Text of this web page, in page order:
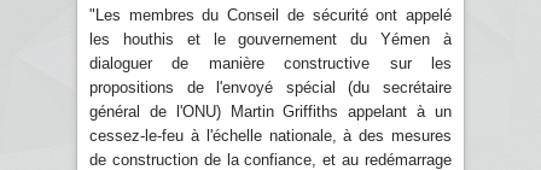
"Les membres du Conseil de sécurité ont appelé
les houthis et le gouvernement du Yémen à
dialoguer de manière constructive sur les
propositions de l'envoyé spécial (du secrétaire
général de l'ONU) Martin Griffiths appelant à un
cessez-le-feu à l'échelle nationale, à des mesures
de construction de la confiance, et au redémarrage